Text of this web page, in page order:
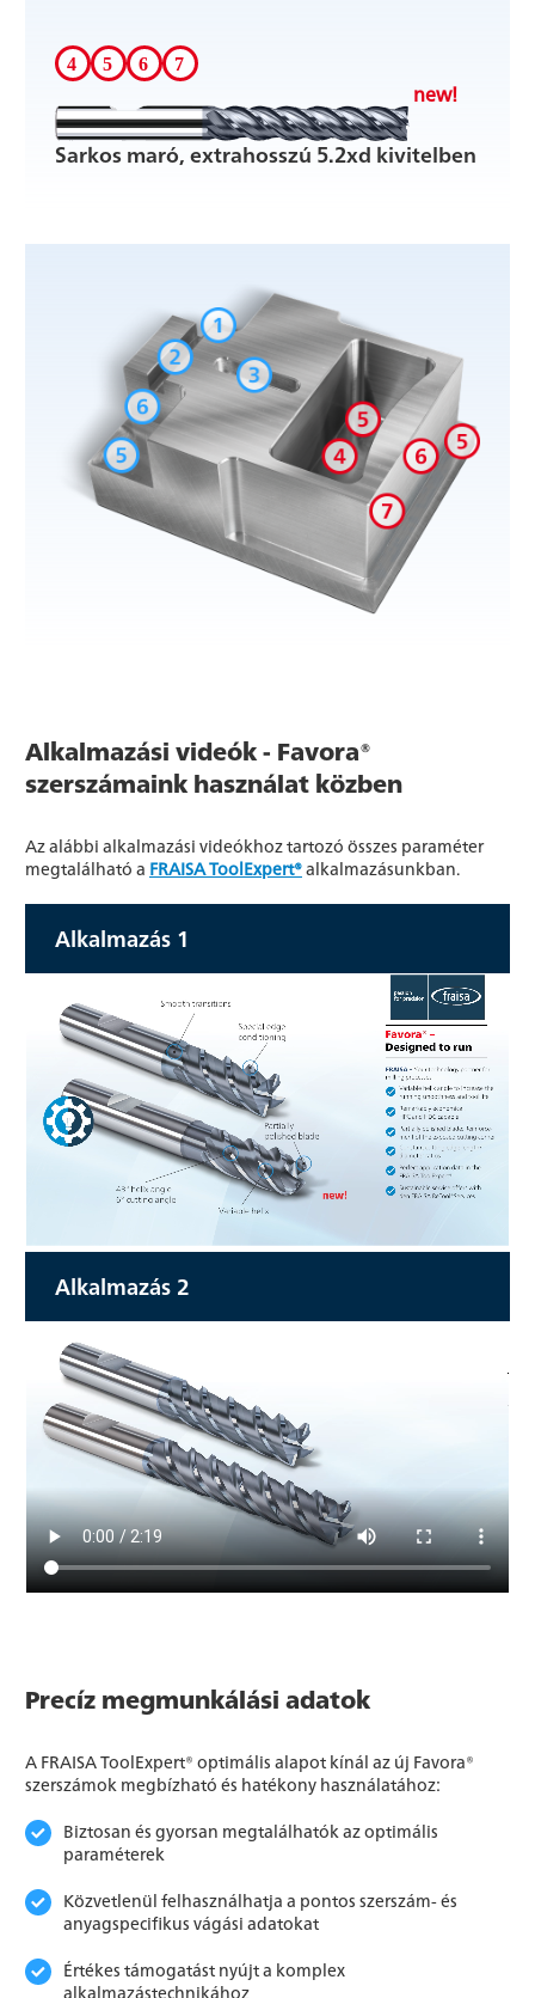
new!
Sarkos maró, extrahosszú 5.2xd kivitelben
Alkalmazási videók - Favora®
szerszámaink használat közben
Az alábbi alkalmazási videókhoz tartozó összes paraméter
megtalálható a FRAISA ToolExpert®alkalmazásunkban.
Alkalmazás 1
Alkalmazás 2
Precíz megmunkálási adatok
A FRAISA ToolExpert® optimális alapot kínál az új Favora®
szerszámok megbízható és hatékony használatához:
Biztosan és gyorsan megtalálhatók az optimális
paraméterek
Közvetlenül felhasználhatja a pontos szerszám- és
anyagspecifikus vágási adatokat
Értékes támogatást nyújt a komplex
alkalmazástechnikához